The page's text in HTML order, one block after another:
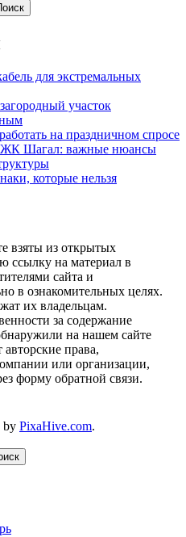
для экстремальных
участок
на праздничном спросе
ЖК Шагал: важные нюансы
которые нельзя
взяты из открытых
ссылку на материал в
сайта и
в ознакомительных целях.
их владельцам.
за содержание
на нашем сайте
права,
или организации,
форму обратной связи.
by PixaHive.com.